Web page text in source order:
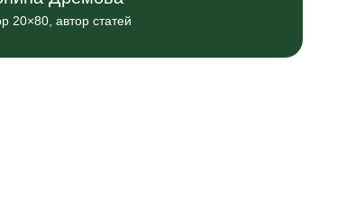
20×80, автор статей